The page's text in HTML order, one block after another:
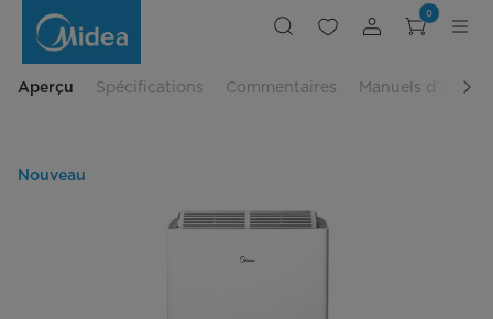
intelligent
0
Aperçu Spécifications Commentaires Manuels
Nouveau